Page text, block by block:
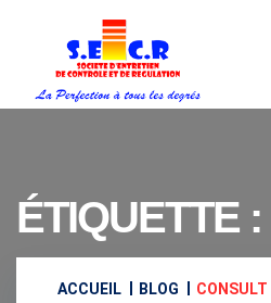
ÉTIQUETTE :
ACCUEIL BLOG CONSULT